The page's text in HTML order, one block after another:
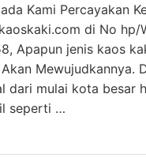
Kami Percayakan
di No hp/
Apapun jenis kaos
Mewujudkannya.
dari mulai kota besar
seperti …